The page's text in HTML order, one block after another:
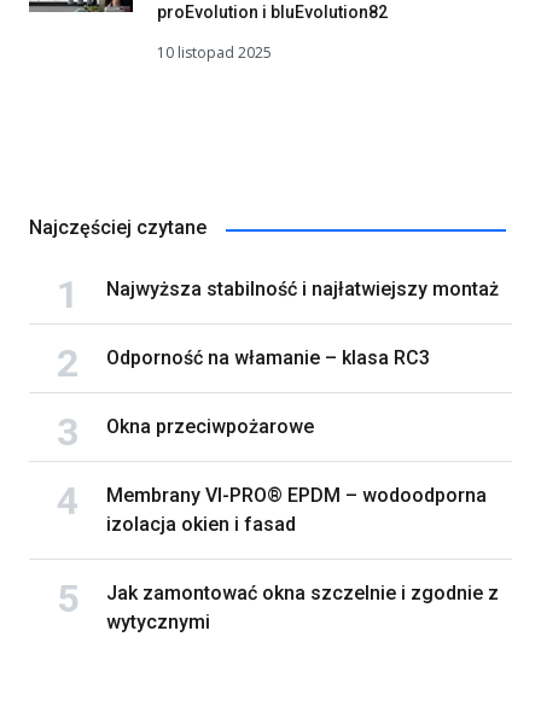
proEvolution i bluEvolution82
10 listopad 2025
Najczęściej czytane
Najwyższa stabilność i najłatwiejszy montaż
Odporność na włamanie – klasa RC3
Okna przeciwpożarowe
Membrany VI-PRO® EPDM – wodoodporna
izolacja okien i fasad
Jak zamontować okna szczelnie i zgodnie z
wytycznymi